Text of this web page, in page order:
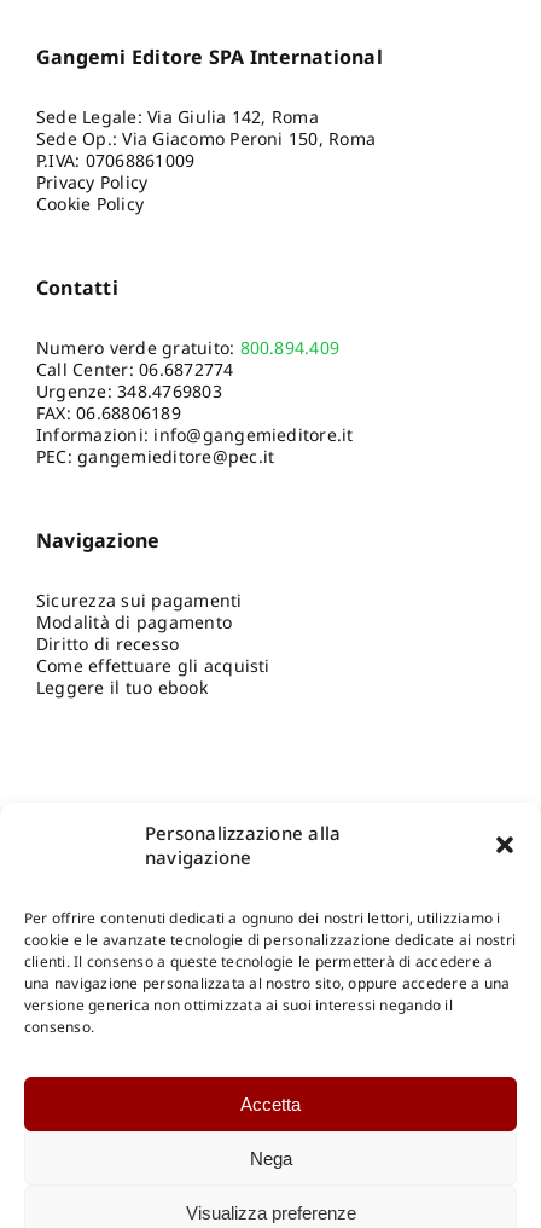
Personalizzazione alla
navigazione
Per offrire contenuti dedicati a ognuno dei nostri lettori, utilizziamo i
cookie e le avanzate tecnologie di personalizzazione dedicate ai nostri
clienti. Il consenso a queste tecnologie le permetterà di accedere a
una navigazione personalizzata al nostro sito, oppure accedere a una
versione generica non ottimizzata ai suoi interessi negando il
consenso.
Accetta
Nega
Visualizza preferenze
Gangemi Editore SPA International
Sede Legale: Via Giulia 142, Roma
Sede Op.: Via Giacomo Peroni 150, Roma
P.IVA: 07068861009
Privacy Policy
Cookie Policy
Contatti
Numero verde gratuito: 800.894.409
Call Center:06.6872774
Urgenze:348.4769803
FAX: 06.68806189
Informazioni: info@gangemieditore.it
PEC: gangemieditore@pec.it
Navigazione
Sicurezza sui pagamenti
Modalità di pagamento
Diritto di recesso
Come effettuare gli acquisti
Leggere il tuo ebook
Shop Gangemi Editore-Pagamenti Sicuri e anche Rateali
Catalogo Online
Catalogo Internazionale
DOWNLOAD
Catalogo Internazionale